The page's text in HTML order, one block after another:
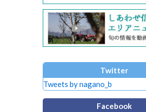
Twitter
Tweets by nagano_b
Facebook